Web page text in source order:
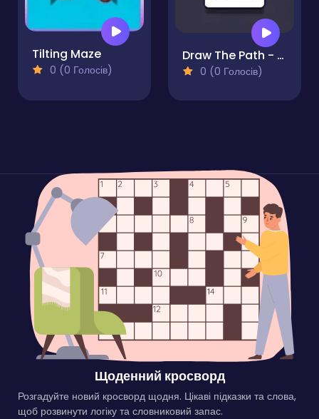
Tilting Maze
0 (0 Голосів)
Draw The Path - Puzzle
0 (0 Голосів)
Щоденний кросворд
Розгадуйте новий кросворд щодня. Цікаві підказки та слова,
щоб розвинути логіку та словниковий запас.